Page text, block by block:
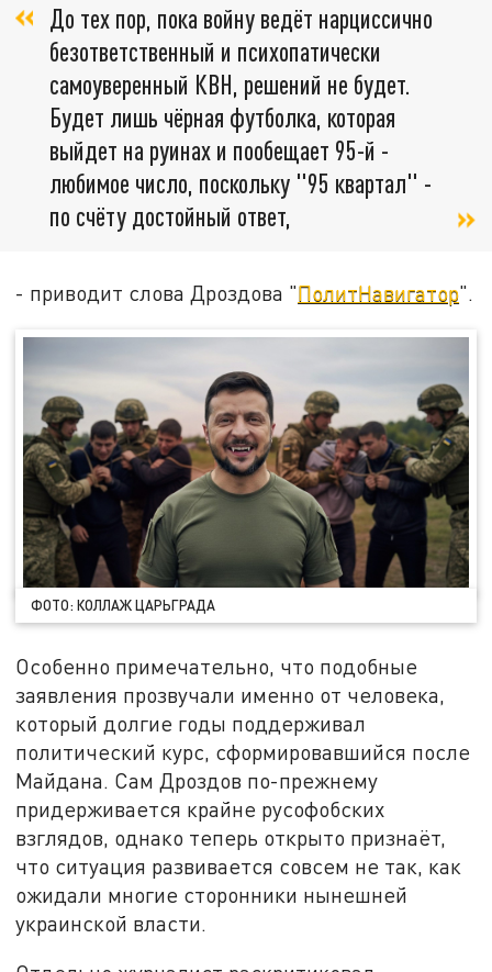
До тех пор, пока войну ведёт нарциссично
безответственный и психопатически
самоуверенный КВН, решений не будет.
Будет лишь чёрная футболка, которая
выйдет на руинах и пообещает 95-й -
любимое число, поскольку "95 квартал" -
по счёту достойный ответ,
- приводит слова Дроздова "ПолитНавигатор".
ФОТО: КОЛЛАЖ ЦАРЬГРАДА
Особенно примечательно, что подобные
заявления прозвучали именно от человека,
который долгие годы поддерживал
политический курс, сформировавшийся после
Майдана. Сам Дроздов по-прежнему
придерживается крайне русофобских
взглядов, однако теперь открыто признаёт,
что ситуация развивается совсем не так, как
ожидали многие сторонники нынешней
украинской власти.